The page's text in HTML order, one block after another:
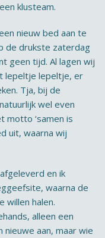
klusteam.
nieuw bed aan te
de drukste zaterdag
geen tijd. Al lagen wij
lepeltje lepeltje, er
Tja, bij de
wel even
motto ‘samen is
uit, waarna wij
en ik
waarna de
willen halen.
alleen een
aan, maar wie